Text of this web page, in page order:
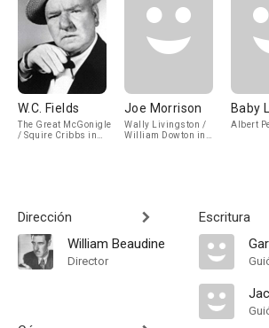
W.C. Fields
The Great McGonigle
/ Squire Cribbs in
Joe Morrison
Wally Livingston /
William Dowton in
Baby
Albert
Dirección
William Beaudine
Director
Escritura